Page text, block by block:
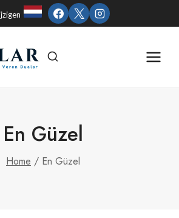
En Güzel
Home / En Güzel